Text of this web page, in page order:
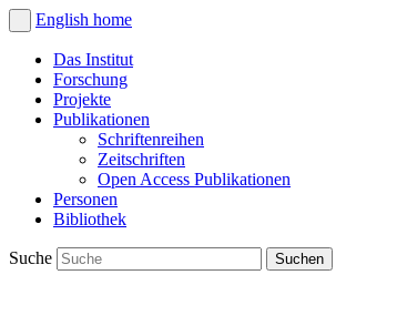
English home
Das Institut
Forschung
Projekte
Publikationen
Schriftenreihen
Zeitschriften
Open Access Publikationen
Personen
Bibliothek
Suche